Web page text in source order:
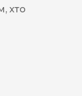
хто